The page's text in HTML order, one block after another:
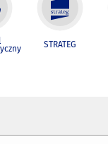
STRATEG